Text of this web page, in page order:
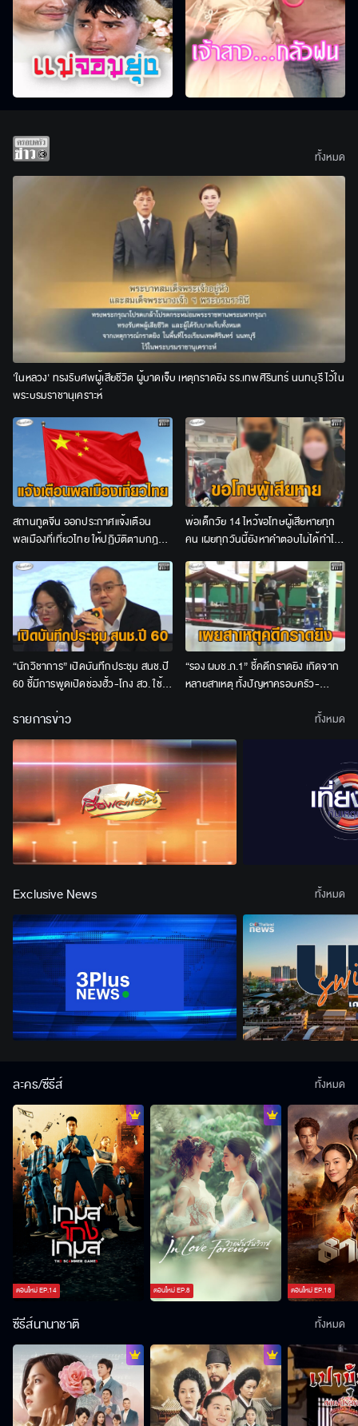
'ในหลวง' ทรงรับศพผู้เสียชีวิต ผู้บาดเจ็บ เหตุกราดยิง รร.เทพศิรินทร์ นนทบุรี ไว้ใน
พระบรมราชานุเคราะห์
สถานทูตจีน ออกประกาศแจ้งเตือน
พลเมืองที่เที่ยวไทย ให้ปฏิบัติตามกฎ
ระเบียบ-มีอารยธรรม
พ่อเด็กวัย 14 ไหว้ขอโทษผู้เสียหายทุก
คน เผยทุกวันนี้ยังหาคำตอบไม่ได้ทำไม
ลูกก่อเหตุ
“นักวิชาการ” เปิดบันทึกประชุม สนช.ปี
60 ชี้มีการพูดเปิดช่องฮั้ว-โกง สว. ใช้ 5
“รอง ผบช.ภ.1” ชี้คดีกราดยิง เกิดจาก
หลายสาเหตุ ทั้งปัญหาครอบครัว-
ทั้งหมด
รายการข่าว ทั้งหมด
Exclusive News ทั้งหมด
ละคร/ซีรีส์
ตอนใหม่EP.14 ตอนใหม่EP.8 ตอนใหม่EP.18
ทั้งหมด
ซีรีส์นานาชาติ ทั้งหมด